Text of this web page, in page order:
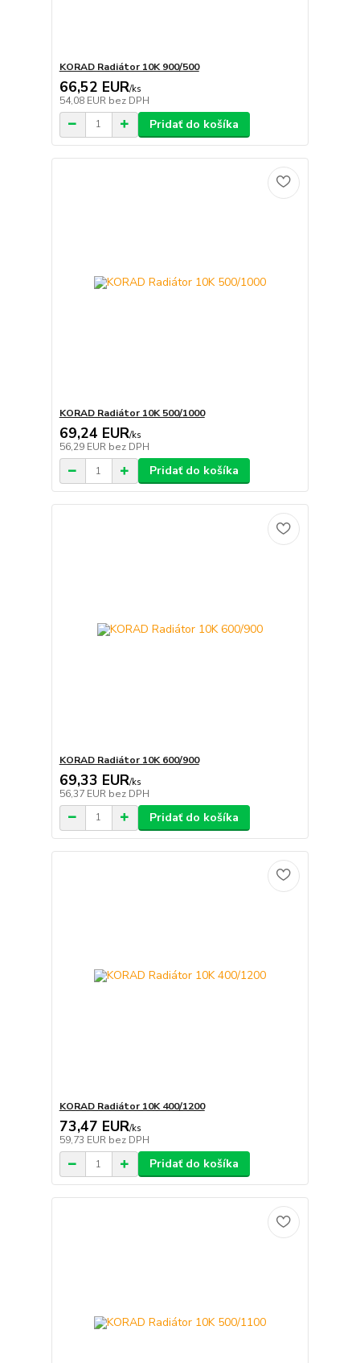
KORAD Radiátor 10K 900/500
66,52 EUR/ks
54,08 EUR bez DPH
Pridať do košíka
KORAD Radiátor 10K 500/1000
69,24 EUR/ks
56,29 EUR bez DPH
Pridať do košíka
KORAD Radiátor 10K 600/900
69,33 EUR/ks
56,37 EUR bez DPH
Pridať do košíka
KORAD Radiátor 10K 400/1200
73,47 EUR/ks
59,73 EUR bez DPH
Pridať do košíka